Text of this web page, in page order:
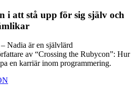
i att stå upp för sig själv och
Nadia är en självlärd
av “Crossing the Rubycon”: Hur
en karriär inom programmering.